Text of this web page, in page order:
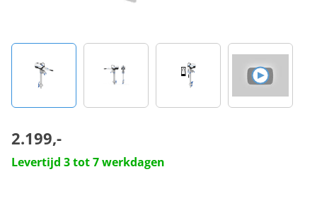
2.199,-
Levertijd 3 tot 7 werkdagen